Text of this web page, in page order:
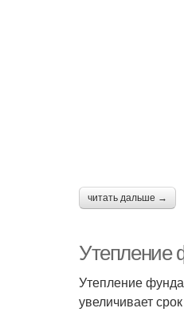
читать дальше →
Утепление
Утепление
увеличивает